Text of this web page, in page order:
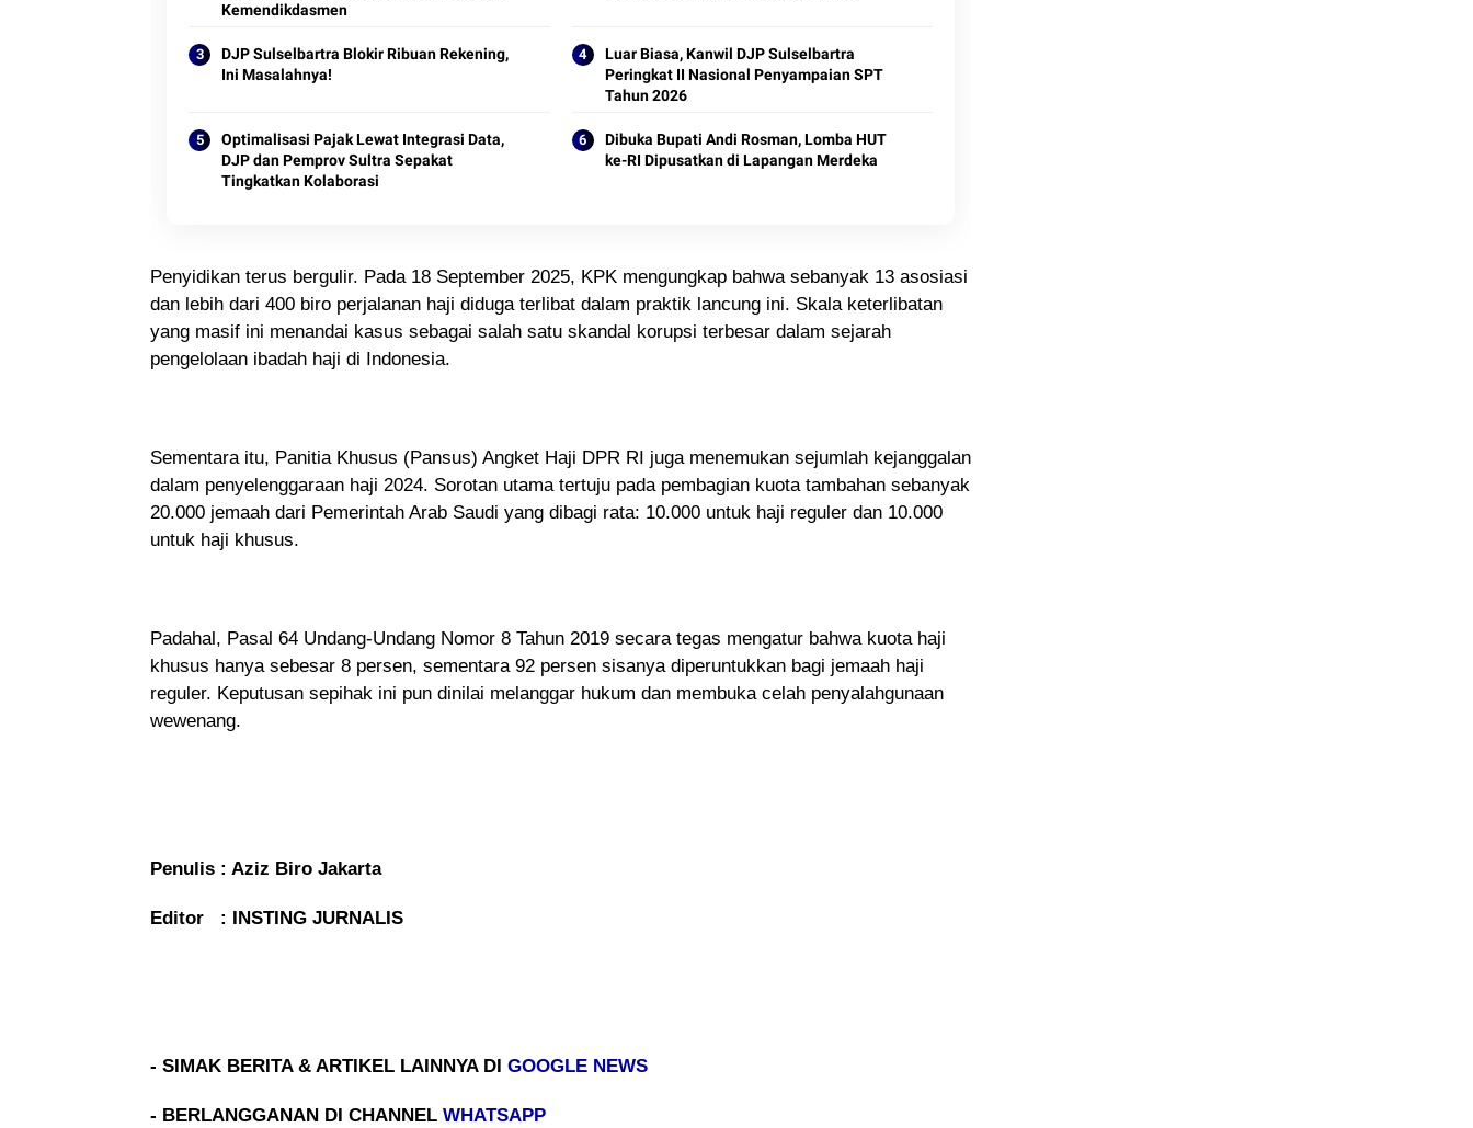
Kemendikdasmen
DJP Sulselbartra Blokir Ribuan Rekening,
Ini Masalahnya!
Luar Biasa, Kanwil DJP Sulselbartra
Peringkat II Nasional Penyampaian SPT
Tahun 2026
Optimalisasi Pajak Lewat Integrasi Data,
DJP dan Pemprov Sultra Sepakat
Tingkatkan Kolaborasi
Dibuka Bupati Andi Rosman, Lomba HUT
ke-RI Dipusatkan di Lapangan Merdeka
Penyidikan terus bergulir. Pada 18 September 2025, KPK mengungkap bahwa sebanyak 13 asosiasi
dan lebih dari 400 biro perjalanan haji diduga terlibat dalam praktik lancung ini. Skala keterlibatan
yang masif ini menandai kasus sebagai salah satu skandal korupsi terbesar dalam sejarah
pengelolaan ibadah haji di Indonesia.
Sementara itu, Panitia Khusus (Pansus) Angket Haji DPR RI juga menemukan sejumlah kejanggalan
dalam penyelenggaraan haji 2024. Sorotan utama tertuju pada pembagian kuota tambahan sebanyak
20.000 jemaah dari Pemerintah Arab Saudi yang dibagi rata: 10.000 untuk haji reguler dan 10.000
untuk haji khusus.
Padahal, Pasal 64 Undang-Undang Nomor 8 Tahun 2019 secara tegas mengatur bahwa kuota haji
khusus hanya sebesar 8 persen, sementara 92 persen sisanya diperuntukkan bagi jemaah haji
reguler. Keputusan sepihak ini pun dinilai melanggar hukum dan membuka celah penyalahgunaan
wewenang.
Penulis : Aziz Biro Jakarta
Editor : INSTING JURNALIS
- SIMAK BERITA & ARTIKEL LAINNYA DI GOOGLE NEWS
- BERLANGGANAN DI CHANNEL WHATSAPP